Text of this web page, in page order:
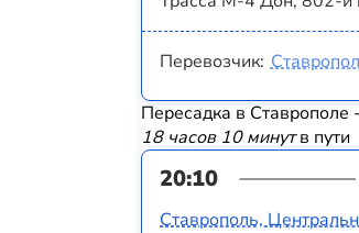
Перевозчик:
Пересадка в Ставрополе
18 часов 10 минутв пути
20:10
Ставрополь,